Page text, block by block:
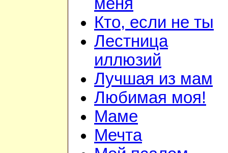
меня
Кто, если не ты
Лестница
иллюзий
Лучшая из мам
Любимая моя!
Маме
Мечта